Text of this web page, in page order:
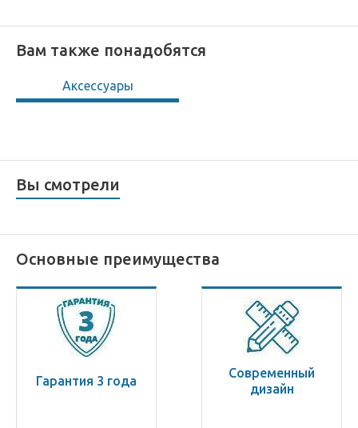
Вам также понадобятся
Аксессуары
Вы смотрели
Основные преимущества
Гарантия 3 года
Современный
дизайн